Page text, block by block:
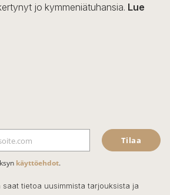
jo kymmeniätuhansia. Lue
Tilaa
käyttöehdot.
tietoa uusimmista tarjouksista ja